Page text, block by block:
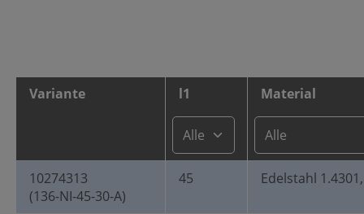
Variante l1 Material
10274313
(136-NI-45-30-A)
45 Edelstahl